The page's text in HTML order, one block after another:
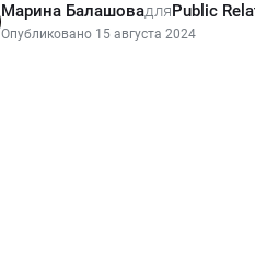
Марина БалашовадляPublic
Опубликовано 15 августа 2024